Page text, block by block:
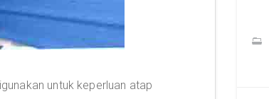
untuk keperluan atap